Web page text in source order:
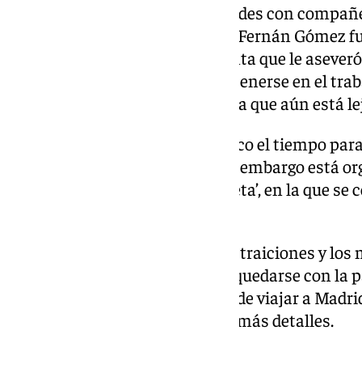
En Madrid hizo muchas amistades con
que José Sazatornil y Fernando Fernán Gómez
inseparables. Del último comenta que le
hacer un buen papel, sino mantenerse en el
carrera en la interpretación de la que aún está
Son muchas las anécdotas y poco el tiempo
frustrados es el de ‘Hamlet’. Sin embargo está
de ‘No somos ni Romero ni Julieta’, en la que
No han faltado los engaños, las traiciones y los
hombre sin rencores y prefiere quedarse con
sus próximos proyectos está el de viajar a
rodaje del cual no podemos dar más detalles.